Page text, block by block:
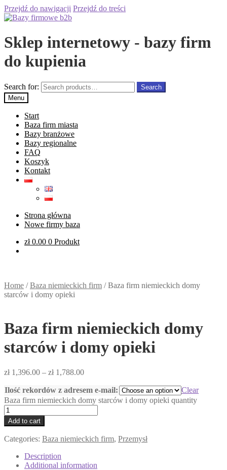
Przejdź do nawigacji Przejdź do treści
Sklep internetowy - bazy firm
do kupienia
Search for:
Search
Menu
Start
Baza firm miasta
Bazy branżowe
Bazy regionalne
FAQ
Koszyk
Kontakt
Strona główna
Nowe firmy baza
zł0.00 0 Produkt
Home /Baza niemieckich firm /Baza firm niemieckich domy
starców i domy opieki
Baza firm niemieckich domy
starców i domy opieki
zł1,396.00 – zł1,788.00
Ilość rekordów z adresem e-mail:
Clear
Baza firm niemieckich domy starców i domy opieki quantity
Add to cart
Categories: Baza niemieckich firm, Przemysł
Description
Additional information